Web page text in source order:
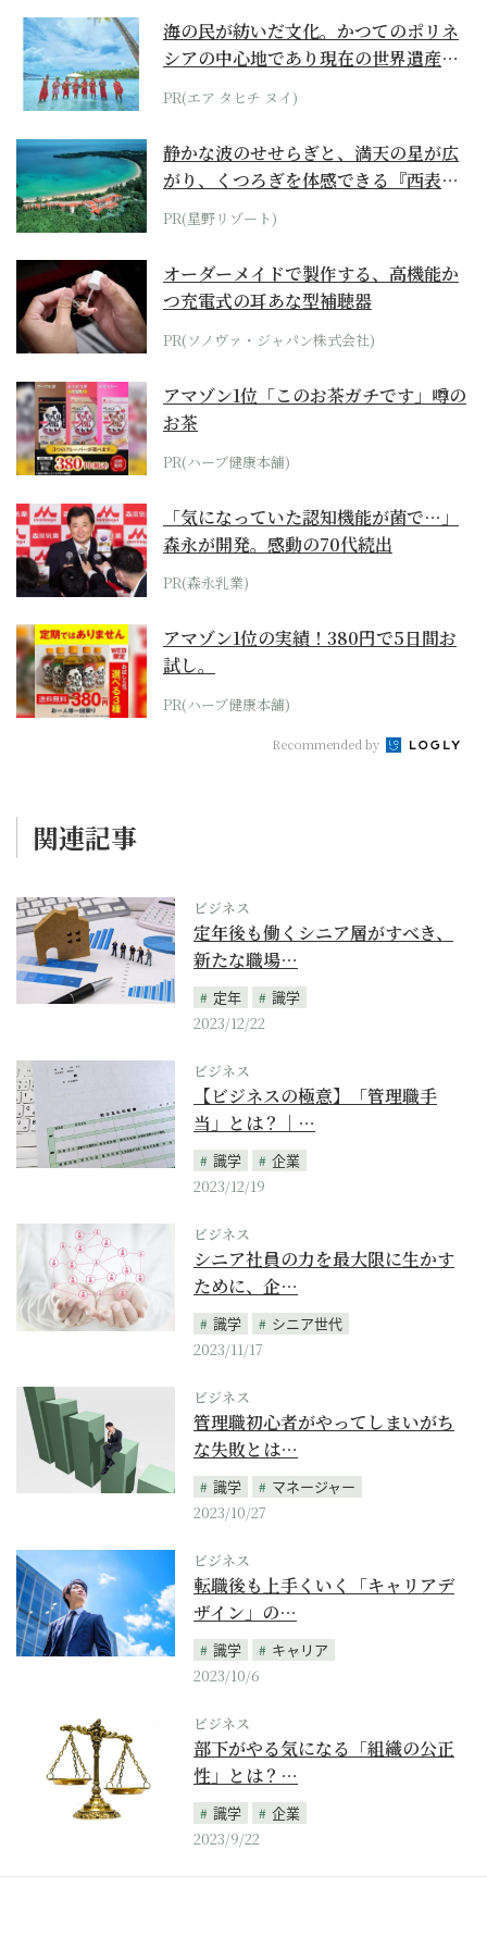
海の民が紡いだ文化。かつてのポリネ
シアの中心地であり現在の世界遺産か
らみえてくる...
PR(エア タヒチ ヌイ)
静かな波のせせらぎと、満天の星が広
がり、くつろぎを体感できる『西表島
ホテル by...
PR(星野リゾート)
オーダーメイドで製作する、高機能か
つ充電式の耳あな型補聴器
PR(ソノヴァ・ジャパン株式会社)
アマゾン1位「このお茶ガチです」噂の
お茶
PR(ハーブ健康本舗)
「気になっていた認知機能が菌で…」
森永が開発。感動の70代続出
PR(森永乳業)
アマゾン1位の実績！380円で5日間お
試し。
PR(ハーブ健康本舗)
Recommended by
関連記事
ビジネス
定年後も働くシニア層がすべき、
新たな職場…
定年
識学
2023/12/22
ビジネス
【ビジネスの極意】「管理職手
当」とは？｜…
識学
企業
2023/12/19
ビジネス
シニア社員の力を最大限に生かす
ために、企…
識学
シニア世代
2023/11/17
ビジネス
管理職初心者がやってしまいがち
な失敗とは…
識学
マネージャー
2023/10/27
ビジネス
転職後も上手くいく「キャリアデ
ザイン」の…
識学
キャリア
2023/10/6
ビジネス
部下がやる気になる「組織の公正
性」とは？…
識学
企業
2023/9/22